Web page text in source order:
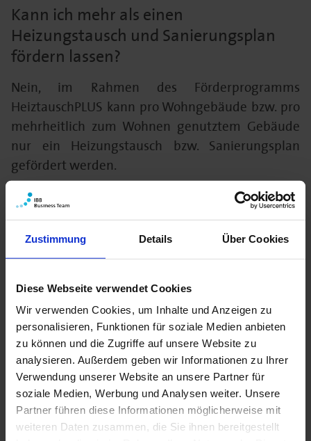
Zustimmung Details Über Cookies
Diese Webseite verwendet Cookies
Wir verwenden Cookies, um Inhalte und Anzeigen zu
personalisieren, Funktionen für soziale Medien anbieten
zu können und die Zugriffe auf unsere Website zu
analysieren. Außerdem geben wir Informationen zu Ihrer
Verwendung unserer Website an unsere Partner für
soziale Medien, Werbung und Analysen weiter. Unsere
Partner führen diese Informationen möglicherweise mit
weiteren Daten zusammen, die Sie ihnen bereitgestellt
Kann ich mehr als einen
Heizungstausch und Sanierungsplan
fördern lassen?
Nein, im Rahmen des Förderprogramms
HeiztauschPLUS kann pro Wohngebäude bzw. pro
mehrheitlich zum Wohnen genutztem Gebäude
nur ein Heizungstausch bzw. Sanierungsplan
gefördert werden.
Wie hoch ist die Zuwendung für den
Heizungstausch und Sanierungsplan?
Die Höhe der Zuwendung für einen
gebäudeindividuellen Sanierungsplan beläuft
sich auf 500 Euro für Eigentümer und
Eigentümerinnen von Ein- und
Zweifamilienhäusern oder 750 Euro für
Einzeleigentümer und Eigentümerinnen bzw.
Wohnungseigentümerschaften.
Bei Förderung eines Heizungstausches sind (je
nach Anlagenkonfiguration) folgende